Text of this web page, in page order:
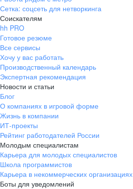
Сетка: соцсеть для нетворкинга
Соискателям
hh PRO
Готовое резюме
Все сервисы
Хочу у вас работать
Производственный календарь
Экспертная рекомендация
Новости и статьи
Блог
О компаниях в игровой форме
Жизнь в компании
ИТ-проекты
Рейтинг работодателей России
Молодым специалистам
Карьера для молодых специалистов
Школа программистов
Карьера в некоммерческих организациях
Боты для уведомлений